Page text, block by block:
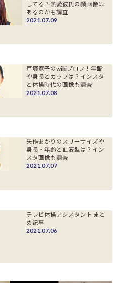
してる？熱愛彼氏の顔画像は
あるのかも調査
2021.07.09
戸塚寛子のwikiプロフ！年齢
や身長とカップは？インスタ
と体操時代の画像も調査
2021.07.08
矢作あかりのスリーサイズや
身長・年齢と血液型は？イン
スタ画像も調査
2021.07.07
テレビ体操アシスタント まと
め記事
2021.07.06